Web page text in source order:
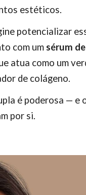
estéticos.
potencializar
com um sérum
atua como um
de colágeno.
é poderosa — e
por si.